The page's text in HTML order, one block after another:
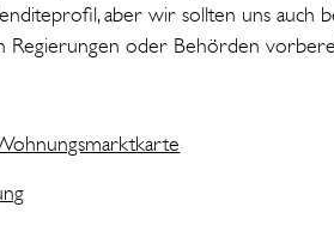
aber wir sollten uns auch
oder Behörden